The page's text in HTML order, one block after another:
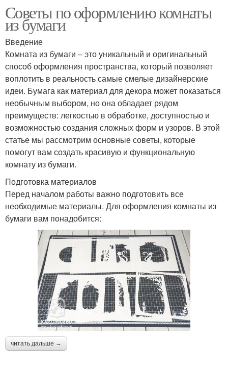
Советы по оформлению комнаты
из бумаги
Введение
Комната из бумаги – это уникальный и оригинальный
способ оформления пространства, который позволяет
воплотить в реальность самые смелые дизайнерские
идеи. Бумага как материал для декора может показаться
необычным выбором, но она обладает рядом
преимуществ: легкостью в обработке, доступностью и
возможностью создания сложных форм и узоров. В этой
статье мы рассмотрим основные советы, которые
помогут вам создать красивую и функциональную
комнату из бумаги.
Подготовка материалов
Перед началом работы важно подготовить все
необходимые материалы. Для оформления комнаты из
бумаги вам понадобится:
читать дальше →